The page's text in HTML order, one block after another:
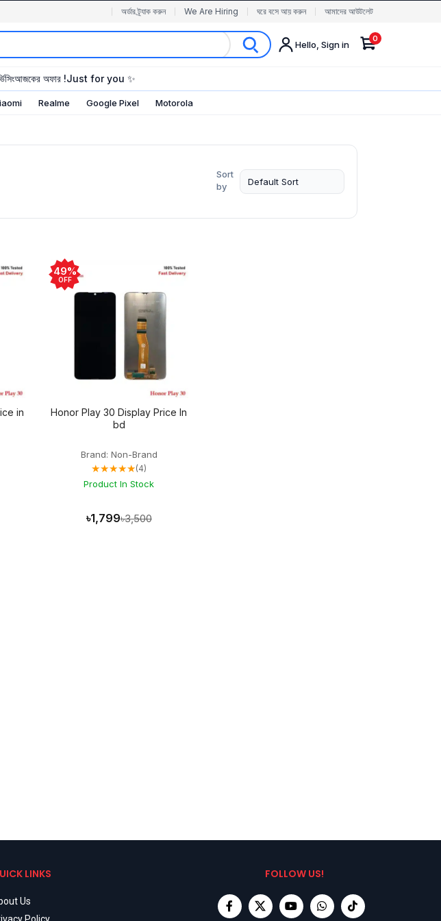
অর্ডার ট্র্যাক করুন We Are Hiring ঘরে বসে আয় করুন আমাদের আউটলেট
Hello, Sign in
0
আজকের অফার !Just for you ✨
Realme Google Pixel Motorola
Sort
by
in
49%
OFF
Honor Play 30 Display Price In
bd
Brand: Non-Brand
★★★★★(4)
Product In Stock
৳1,799৳3,500
LINKS
Us
FOLLOW US!